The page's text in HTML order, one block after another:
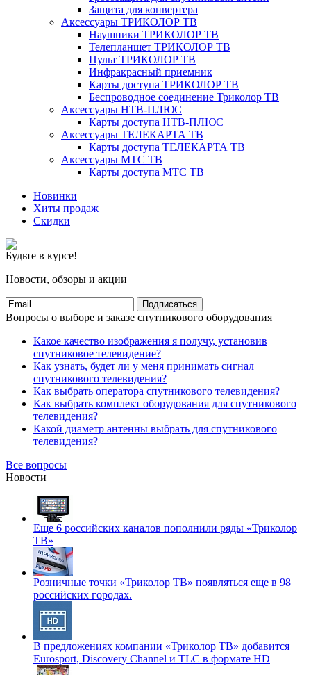
Защита для конвертера
Аксессуары ТРИКОЛОР ТВ
Наушники ТРИКОЛОР ТВ
Телепланшет ТРИКОЛОР ТВ
Пульт ТРИКОЛОР ТВ
Инфракрасный приемник
Карты доступа ТРИКОЛОР ТВ
Беспроводное соединение Триколор ТВ
Аксессуары НТВ-ПЛЮС
Карты доступа НТВ-ПЛЮС
Аксессуары ТЕЛЕКАРТА ТВ
Карты доступа ТЕЛЕКАРТА ТВ
Аксессуары МТС ТВ
Карты доступа МТС ТВ
Новинки
Хиты продаж
Скидки
Будьте в курсе!
Новости, обзоры и акции
Подписаться
Вопросы о выборе и заказе спутникового оборудования
Какое качество изображения я получу, установив
спутниковое телевидение?
Как узнать, будет ли у меня принимать сигнал
спутникового телевидения?
Как выбрать оператора спутникового телевидения?
Как выбрать комплект оборудования для спутникового
телевидения?
Какой диаметр антенны выбрать для спутникового
телевидения?
Все вопросы
Новости
Еще 6 российских каналов пополнили ряды «Триколор
ТВ»
Розничные точки «Триколор ТВ» появляться еще в 98
российских городах.
В предложениях компании «Триколор ТВ» добавится
Eurosport, Discovery Channel и TLC в формате HD